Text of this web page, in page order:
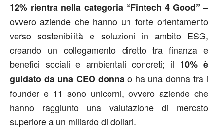
12% rientra nella categoria “Fintech 4 Good” –
ovvero aziende che hanno un forte orientamento
verso sostenibilità e soluzioni in ambito ESG,
creando un collegamento diretto tra finanza e
benefici sociali e ambientali concreti; il 10% è
guidato da una CEO donna o ha una donna tra i
founder e 11 sono unicorni, ovvero aziende che
hanno raggiunto una valutazione di mercato
superiore a un miliardo di dollari.